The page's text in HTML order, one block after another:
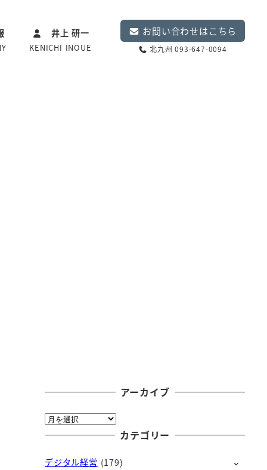
井上 研一
KENICHI INOUE
お問い合わせはこちら
北九州 093-647-0094
アーカイブ
ア
ー
イ
カテゴリー
デジタル経営 (179)